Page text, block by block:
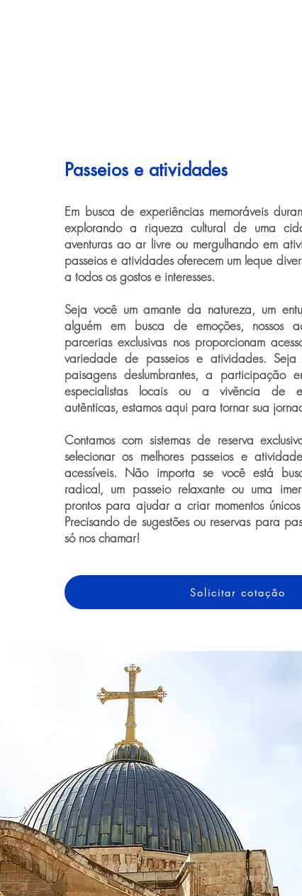
Passeios e atividades
Em busca de experiências memoráveis
explorando a riqueza cultural de uma
aventuras ao ar livre ou mergulhando em
passeios e atividades oferecem um leque
a todos os gostos e interesses.
Seja você um amante da natureza, um
alguém em busca de emoções, nossos
parcerias exclusivas nos proporcionam
variedade de passeios e atividades.
paisagens deslumbrantes, a participação
especialistas locais ou a vivência de
autênticas, estamos aqui para tornar sua
Contamos com sistemas de reserva
selecionar os melhores passeios e
acessíveis. Não importa se você está
radical, um passeio relaxante ou uma
prontos para ajudar a criar momentos
Precisando de sugestões ou reservas para
só nos chamar!
Solicitar cotação